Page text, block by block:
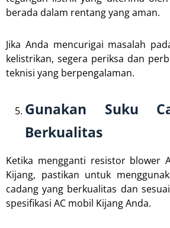
berada dalam rentang yang aman.
Jika Anda mencurigai masalah
kelistrikan, segera periksa dan
teknisi yang berpengalaman.
Gunakan Suku
Berkualitas
Ketika mengganti resistor blower
Kijang, pastikan untuk
cadang yang berkualitas dan
spesifikasi AC mobil Kijang Anda.